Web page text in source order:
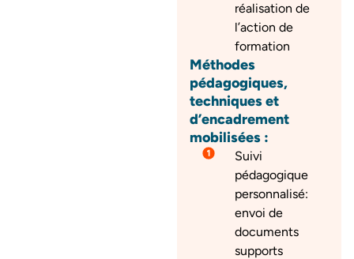
réalisation de
l’action de
formation
Méthodes
pédagogiques,
techniques et
d’encadrement
mobilisées :
Suivi
pédagogique
personnalisé:
envoi de
documents
supports